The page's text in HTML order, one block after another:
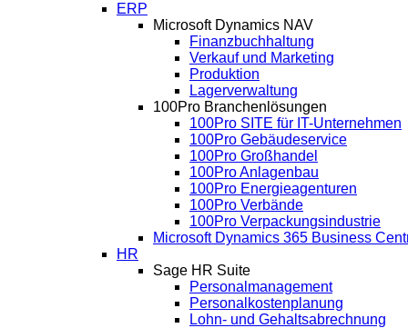
ERP
Microsoft Dynamics NAV
Finanzbuchhaltung
Verkauf und Marketing
Produktion
Lagerverwaltung
100Pro Branchenlösungen
100Pro SITE für IT-Unternehmen
100Pro Gebäudeservice
100Pro Großhandel
100Pro Anlagenbau
100Pro Energieagenturen
100Pro Verbände
100Pro Verpackungsindustrie
Microsoft Dynamics 365 Business
HR
Sage HR Suite
Personalmanagement
Personalkostenplanung
Lohn- und Gehaltsabrechnung